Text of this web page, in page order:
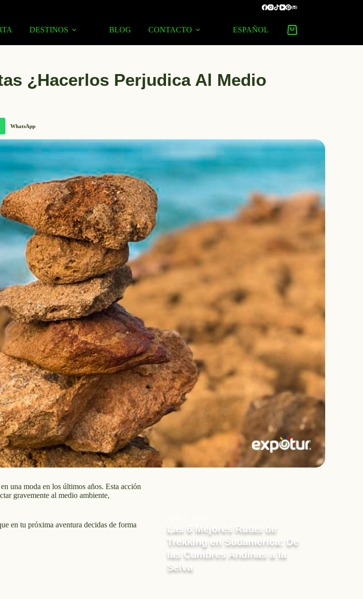
DESTINOS BLOG CONTACTO ESPAÑOL
¿hacerlos Perjudica Al Medio
WhatsApp
una moda en los últimos años. Esta acción
gravemente al medio ambiente,
en tu próxima aventura decidas de forma
Las 6 Mejores Rutas de
Trekking en Sudamérica: De
las Cumbres Andinas a la
Selva